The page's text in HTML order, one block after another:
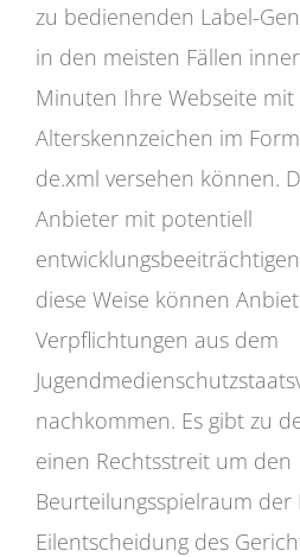
zu bedienenden Label-
in den meisten Fällen
Minuten Ihre Webseite mit
Alterskennzeichen im
de.xml versehen können.
Anbieter mit potentiell
diese Weise können
Verpflichtungen aus dem
nachkommen. Es gibt zu
einen Rechtsstreit um den
Beurteilungsspielraum der
Eilentscheidung des